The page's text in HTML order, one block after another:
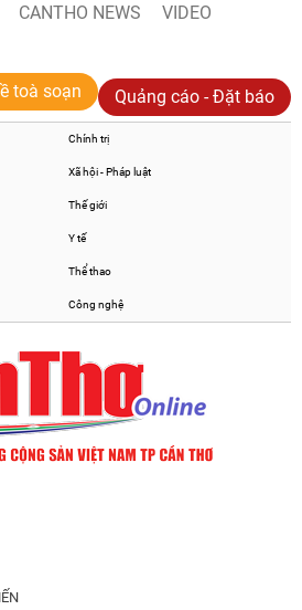
CANTHO NEWS
VIDEO
toà soạn Quảng cáo - Đặt báo
Chính trị
Xã hội - Pháp luật
Thế giới
Y tế
Thể thao
Công nghệ